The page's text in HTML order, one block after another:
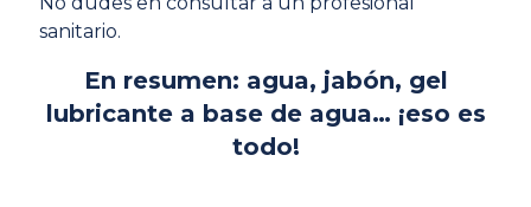
sanitario.
En resumen: agua, jabón, gel
lubricante a base de agua… ¡eso es
todo!